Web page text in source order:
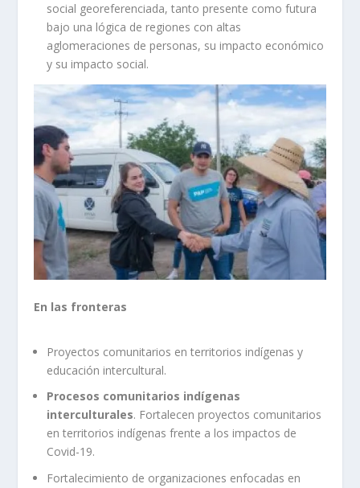
social georeferenciada, tanto presente como futura
bajo una lógica de regiones con altas
aglomeraciones de personas, su impacto económico
y su impacto social.
En las fronteras
Proyectos comunitarios en territorios indígenas y
educación intercultural.
Procesos comunitarios indígenas
interculturales. Fortalecen proyectos comunitarios
en territorios indígenas frente a los impactos de
Covid-19.
Fortalecimiento de organizaciones enfocadas en